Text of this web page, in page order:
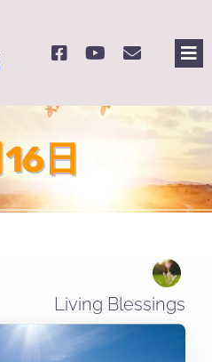
日
Living Blessings